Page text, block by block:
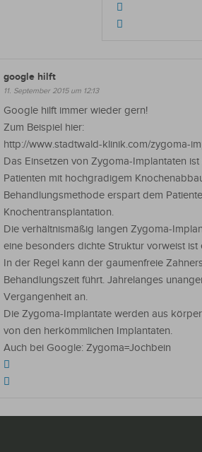
google hilft
11. September 2015 um 12:13
Google hilft immer wieder gern!
Zum Beispiel hier:
http://www.stadtwald-klinik.com/zygoma-
Das Einsetzen von Zygoma-Implantaten
Patienten mit hochgradigem
Behandlungsmethode erspart dem
Knochentransplantation.
Die verhältnismäßig langen Zygoma-
eine besonders dichte Struktur vorweist
In der Regel kann der gaumenfreie
Behandlungszeit führt. Jahrelanges
Vergangenheit an.
Die Zygoma-Implantate werden aus
von den herkömmlichen Implantaten.
Auch bei Google: Zygoma=Jochbein